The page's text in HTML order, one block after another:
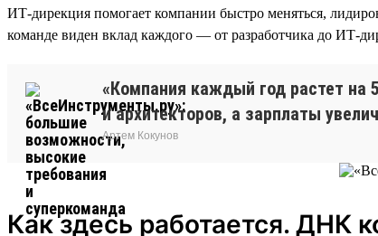
ИТ-дирекция помогает компании быстро меняться,
команде виден вклад каждого — от разработчика до ИТ-
«Компания каждый год растет на
и архитекторов, а зарплаты
Артем Кокунов
Как здесь работается. ДНК